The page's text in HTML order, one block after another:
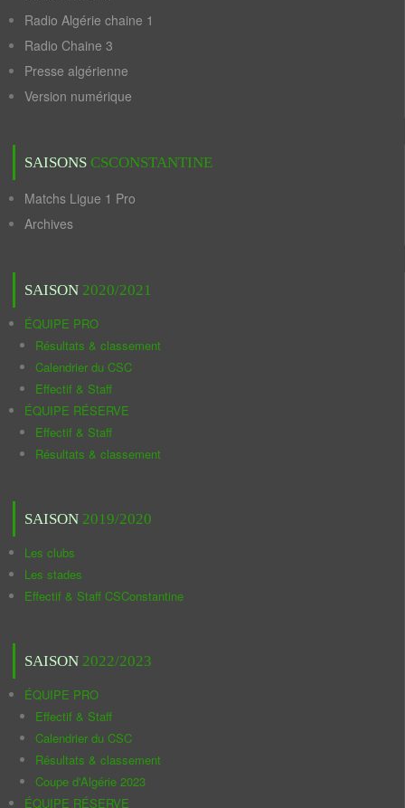
Radio Algérie chaine 1
Radio Chaine 3
Presse algérienne
Version numérique
SAISONS CSCONSTANTINE
Matchs Ligue 1 Pro
Archives
SAISON 2020/2021
ÉQUIPE PRO
Résultats & classement
Calendrier du CSC
Effectif & Staff
ÉQUIPE RÉSERVE
Effectif & Staff
Résultats & classement
SAISON 2019/2020
Les clubs
Les stades
Effectif & Staff CSConstantine
SAISON 2022/2023
ÉQUIPE PRO
Effectif & Staff
Calendrier du CSC
Résultats & classement
Coupe d'Algérie 2023
ÉQUIPE RÉSERVE